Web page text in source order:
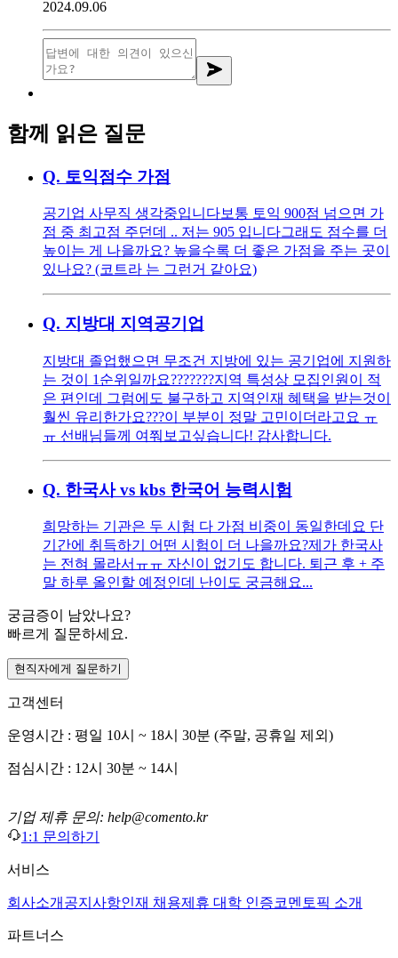
2024.09.06
함께 읽은 질문
Q. 토익점수 가점
공기업 사무직 생각중입니다 ​ 보통 토익 900점 넘으면 가
점 중 최고점 주던데 .. 저는 905 입니다 ​ 그래도 점수를 더
높이는 게 나을까요? ​ 높을수록 더 좋은 가점을 주는 곳이
있나요? (코트라 는 그런거 같아요)
Q. 지방대 지역공기업
지방대 졸업했으면 무조건 지방에 있는 공기업에 지원하
는 것이 1순위일까요??????? ​ ​ 지역 특성상 모집인원이 적
은 편인데 그럼에도 불구하고 지역인재 혜택을 받는것이
훨씬 유리한가요??? ​ 이 부분이 정말 고민이더라고요 ㅠ
ㅠ 선배님들께 여쭤보고싶습니다! 감사합니다.
Q. 한국사 vs kbs 한국어 능력시험
희망하는 기관은 두 시험 다 가점 비중이 동일한데요 단
기간에 취득하기 어떤 시험이 더 나을까요? ​ 제가 한국사
는 전혀 몰라서ㅠㅠ 자신이 없기도 합니다. 퇴근 후 + 주
말 하루 올인할 예정인데 난이도 궁금해요...
궁금증이 남았나요?
빠르게 질문하세요.
현직자에게 질문하기
고객센터
운영시간 : 평일 10시 ~ 18시 30분 (주말, 공휴일 제외)
점심시간 : 12시 30분 ~ 14시
기업 제휴 문의: help@comento.kr
1:1 문의하기
서비스
회사소개 공지사항인재 채용제휴 대학 인증코멘토픽 소개
파트너스